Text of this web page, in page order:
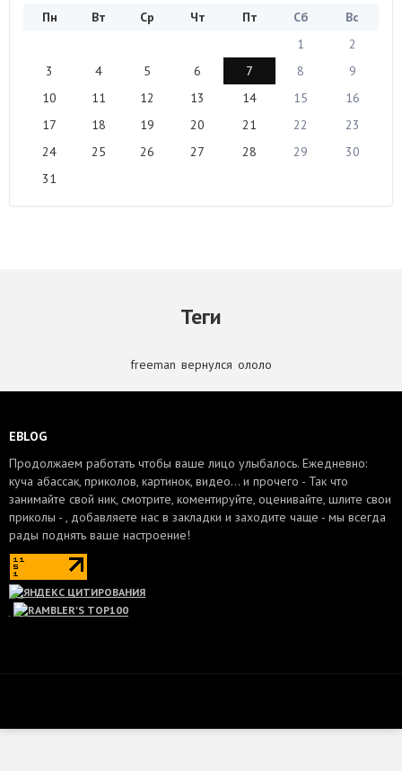
Пн Вт Ср Чт Пт Сб
Вс
1
2
3
4 5 6 7 8
9
10
11 12 13 14 15
16
17
18 19 20 21 22
23
24
25 26 27 28 29
30
31
Теги
freeman вернулся ололо
EBLOG
Продолжаем работать чтобы ваше лицо улыбалось. Ежедневно:
куча абассак, приколов, картинок, видео... и прочего - Так что
занимайте свой ник, смотрите, коментируйте, оценивайте, шлите свои
приколы - , добавляете нас в закладки и заходите чаще - мы всегда
рады поднять ваше настроение!